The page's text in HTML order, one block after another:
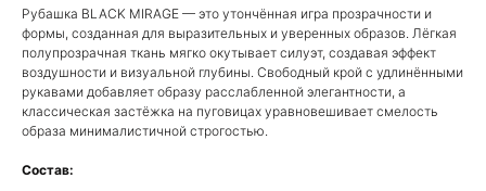
Рубашка BLACK MIRAGE — это утончённая игра прозрачности и
формы, созданная для выразительных и уверенных образов. Лёгкая
полупрозрачная ткань мягко окутывает силуэт, создавая эффект
воздушности и визуальной глубины. Свободный крой с удлинёнными
рукавами добавляет образу расслабленной элегантности, а
классическая застёжка на пуговицах уравновешивает смелость
образа минималистичной строгостью.
Состав: